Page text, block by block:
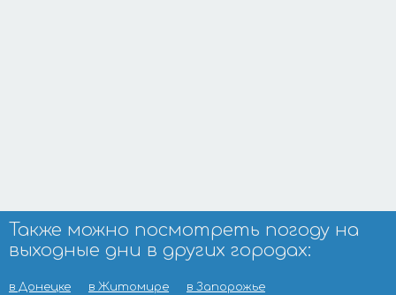
Также можно посмотреть погоду на
выходные дни в других городах:
в Донецке в Житомире в Запорожье